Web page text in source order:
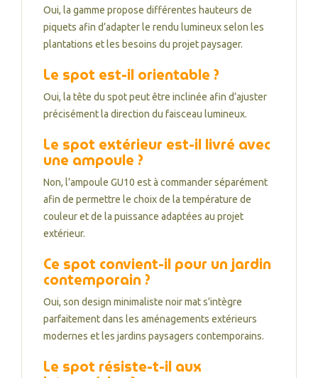
Oui, la gamme propose différentes hauteurs de
piquets afin d’adapter le rendu lumineux selon les
plantations et les besoins du projet paysager.
Le spot est-il orientable ?
Oui, la tête du spot peut être inclinée afin d’ajuster
précisément la direction du faisceau lumineux.
Le spot extérieur est-il livré avec
une ampoule ?
Non, l’ampoule GU10 est à commander séparément
afin de permettre le choix de la température de
couleur et de la puissance adaptées au projet
extérieur.
Ce spot convient-il pour un jardin
contemporain ?
Oui, son design minimaliste noir mat s’intègre
parfaitement dans les aménagements extérieurs
modernes et les jardins paysagers contemporains.
Le spot résiste-t-il aux